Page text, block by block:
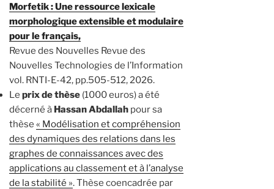
Morfetik : Une ressource lexicale
morphologique extensible et modulaire
pour le français,
Revue des Nouvelles Revue des
Nouvelles Technologies de l’Information
vol. RNTI-E-42, pp.505-512, 2026.
Le prix de thèse (1000 euros) a été
décerné à Hassan Abdallah pour sa
thèse « Modélisation et compréhension
des dynamiques des relations dans les
graphes de connaissances avec des
applications au classement et à l’analyse
de la stabilité ». Thèse coencadrée par